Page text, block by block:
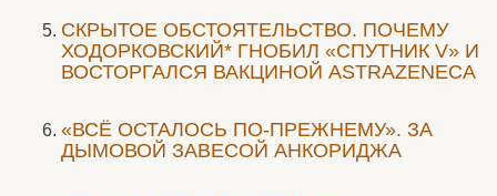
СКРЫТОЕ ОБСТОЯТЕЛЬСТВО. ПОЧЕМУ
ХОДОРКОВСКИЙ* ГНОБИЛ «СПУТНИК V» И
ВОСТОРГАЛСЯ ВАКЦИНОЙ ASTRAZENECA
«ВСЁ ОСТАЛОСЬ ПО-ПРЕЖНЕМУ». ЗА
ДЫМОВОЙ ЗАВЕСОЙ АНКОРИДЖА